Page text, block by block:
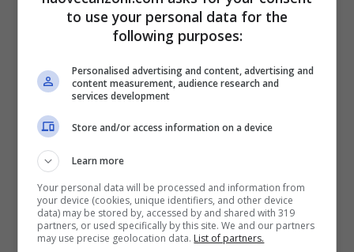
Zero Assoluto cantano a
Sanremo 2016 “Di me e di te”:
testo e video ufficiale
to use your personal data for the
following purposes:
Personalised advertising and content, advertising and
content measurement, audience research and
services development
Store and/or access information on a device
Learn more
Your personal data will be processed and information from
your device (cookies, unique identifiers, and other device
data) may be stored by, accessed by and shared with 319
partners, or used specifically by this site. We and our partners
may use precise geolocation data. List of partners.